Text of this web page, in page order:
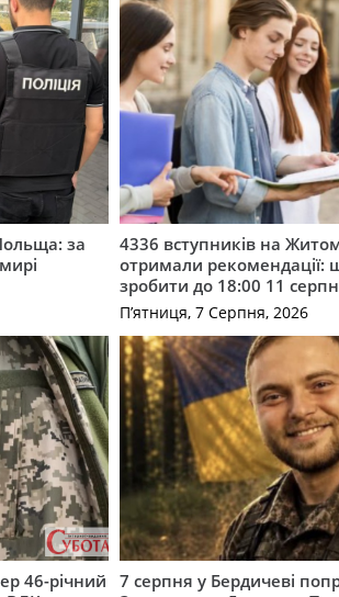
за
4336 вступників на
отримали рекомендації:
зробити до 18:00 11
П’ятниця, 7 Серпня, 2026
46-річний
7 серпня у Бердичеві